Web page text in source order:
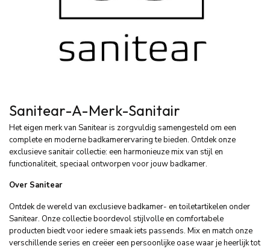
Sanitear-A-Merk-Sanitair
Het eigen merk van Sanitear is zorgvuldig samengesteld om een
complete en moderne badkamerervaring te bieden. Ontdek onze
exclusieve sanitair collectie: een harmonieuze mix van stijl en
functionaliteit, speciaal ontworpen voor jouw badkamer.
Over Sanitear
Ontdek de wereld van exclusieve badkamer- en toiletartikelen onder
Sanitear. Onze collectie boordevol stijlvolle en comfortabele
producten biedt voor iedere smaak iets passends. Mix en match onze
verschillende series en creëer een persoonlijke oase waar je heerlijk tot